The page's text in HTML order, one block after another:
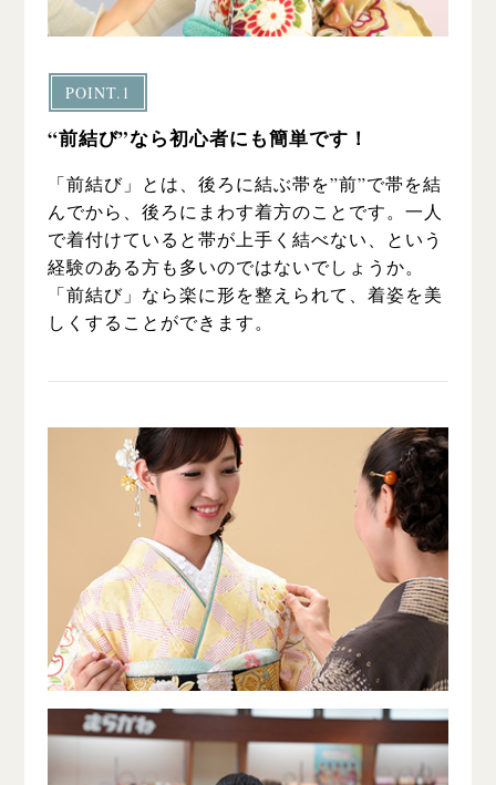
POINT.1
“前結び”なら初心者にも簡単です！
「前結び」とは、後ろに結ぶ帯を”前”で帯を結
んでから、後ろにまわす着方のことです。一人
で着付けていると帯が上手く結べない、という
経験のある方も多いのではないでしょうか。
「前結び」なら楽に形を整えられて、着姿を美
しくすることができます。